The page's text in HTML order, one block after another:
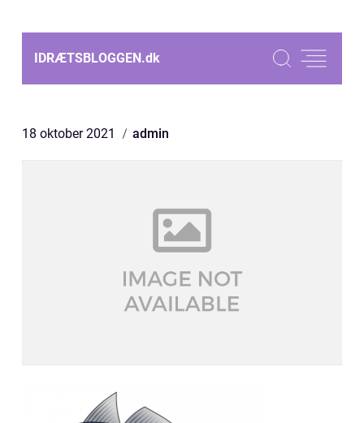
IDRÆTSBLOGGEN.dk
18 oktober 2021 admin